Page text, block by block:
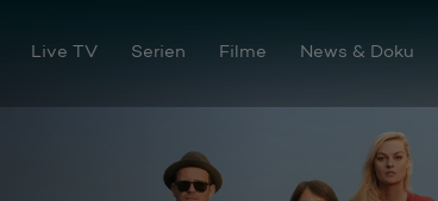
Live TV Serien Filme News & Doku